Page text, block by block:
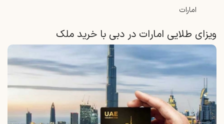
امارات
ویزای طلایی امارات در دبی با خرید ملک